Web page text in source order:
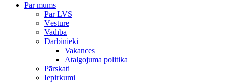
Par mums
Par LVS
Vēsture
Vadība
Darbinieki
Vakances
Atalgojuma politika
Pārskati
Iepirkumi